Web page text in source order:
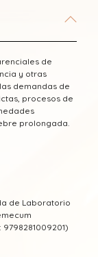
de
y otras
demandas de
procesos de
prolongada.
de Laboratorio